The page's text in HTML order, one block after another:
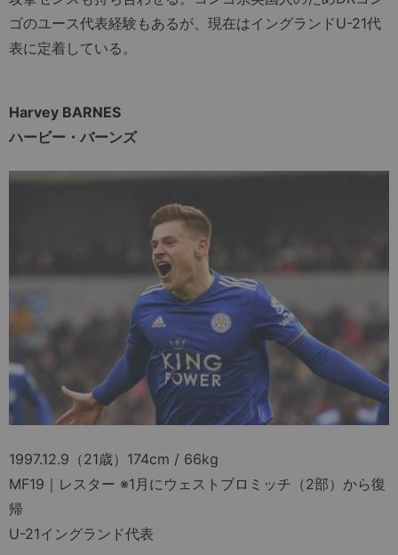
ゴのユース代表経験もあるが、現在はイングランドU-21代
表に定着している。
Harvey BARNES
ハービー・バーンズ
1997.12.9（21歳）174cm / 66kg
MF19｜レスター ※1月にウェストブロミッチ（2部）から復
帰
U-21イングランド代表